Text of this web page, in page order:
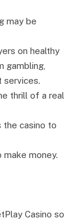
may be
on healthy
gambling,
services.
thrill of a real
the casino to
money.
Casino so